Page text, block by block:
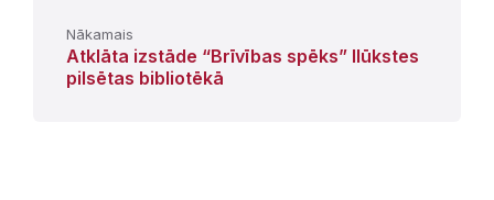
Nākamais
Atklāta izstāde “Brīvības spēks” Ilūkstes
pilsētas bibliotēkā